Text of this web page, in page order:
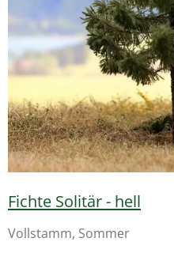
Fichte Solitär - hell
Vollstamm, Sommer